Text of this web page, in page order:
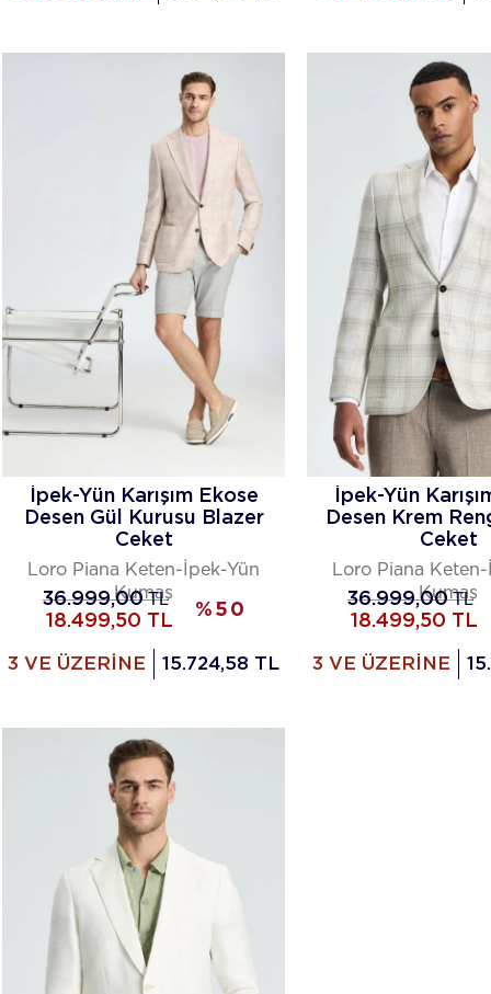
İpek-Yün Karışım Ekose
Desen Gül Kurusu Blazer
Ceket
Loro Piana Keten-İpek-Yün
Kumaş
36.999,00TL
18.499,50 TL
% 50
3 VE ÜZERİNE 15.724,58 TL
İpek-Yün
Desen Krem
Ceket
Loro Piana
Kumaş
36.999,00TL
18.499,50 TL
3 VE ÜZERİNE